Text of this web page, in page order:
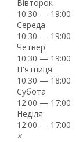
Вівторок
10:30 — 19:00
Середа
10:30 — 19:00
Четвер
10:30 — 19:00
П'ятниця
10:30 — 18:00
Субота
12:00 — 17:00
Неділя
12:00 — 17:00
×